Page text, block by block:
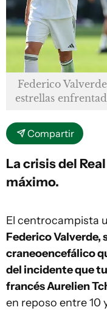
Federico
estrellas
Compartir
La crisis del
máximo.
El centrocampista
Federico
craneoencefálico
del incidente que
francés Aurelien
en reposo entre 10